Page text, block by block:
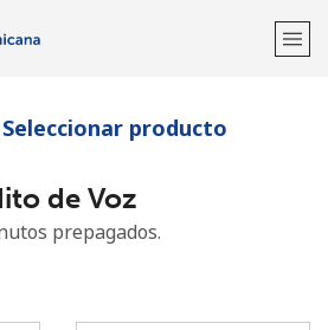
cuenta?Inicia sesión →
producto
de Voz
prepagados.